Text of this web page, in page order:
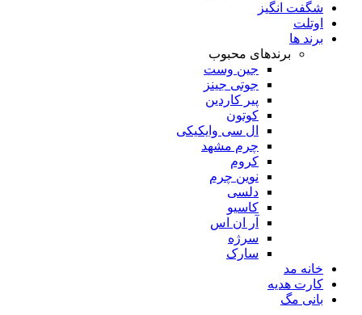
شگفت انگیز
اوتلت
برند ها
برندهای محبوب
جین وست
جوتی جینز
پیر کاردین
کوتون
ال سی وایکیکی
چرم مشهد
کروم
نوین چرم
دلسی
کاسیو
آر ان اس
سرژه
سارک
خانه مد
کارت هدیه
بانی مگ